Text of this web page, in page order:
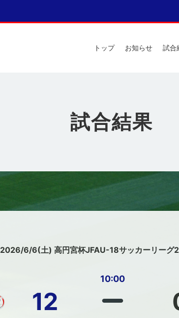
トップ お知らせ 試合
試合結果
2026/6/6(土) 高円宮杯JFAU-18サッカーリーグ
10:00
12